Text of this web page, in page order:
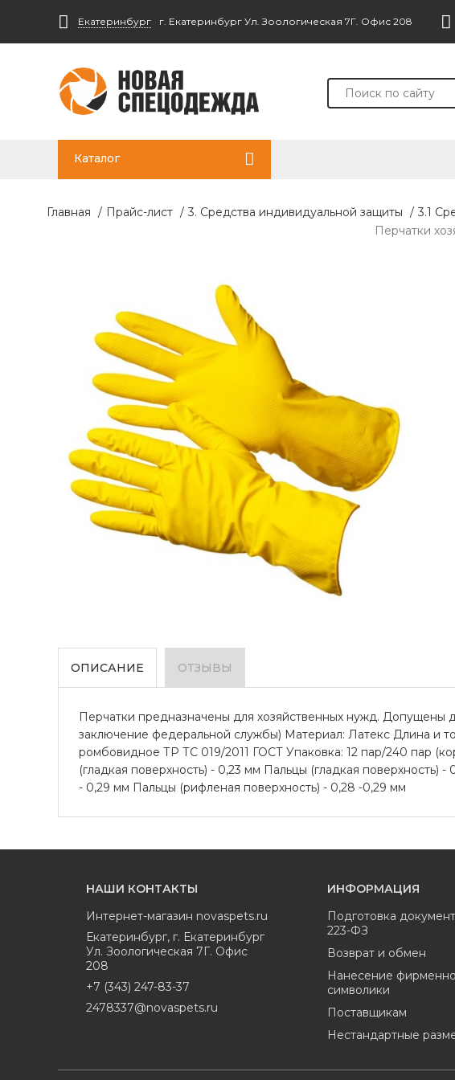
Екатеринбург г. Екатеринбург Ул. Зоологическая 7Г. Офис 208
Каталог
Главная / Прайс-лист / 3. Средства индивидуальной защиты / 3.1
Перчатки
ОПИСАНИЕ ОТЗЫВЫ
Перчатки предназначены для хозяйственных нужд. Допущены
заключение федеральной службы) Материал: Латекс Длина и
ромбовидное ТР ТС 019/2011 ГОСТ Упаковка: 12 пар/240 пар
(гладкая поверхность) - 0,23 мм Пальцы (гладкая
- 0,29 мм Пальцы (рифленая поверхность) - 0,28 -0,29 мм
НАШИ КОНТАКТЫ
Интернет-магазин novaspets.ru
Екатеринбург, г. Екатеринбург
Ул. Зоологическая 7Г. Офис
208
+7 (343) 247-83-37
2478337@novaspets.ru
ИНФОРМАЦИЯ
Подготовка
223-ФЗ
Возврат и обмен
Нанесение
символики
Поставщикам
Нестандартные